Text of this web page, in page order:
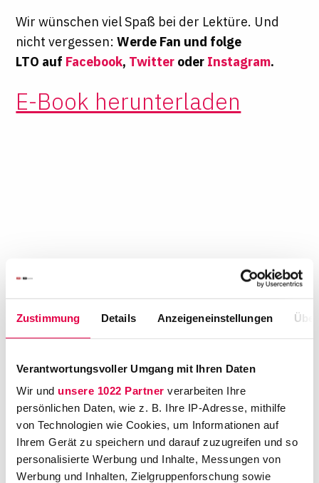
Zustimmung Details Anzeigeneinstellungen
Verantwortungsvoller Umgang mit Ihren Daten
Wir und unsere 1022 Partner verarbeiten Ihre
persönlichen Daten, wie z. B. Ihre IP-Adresse, mithilfe
von Technologien wie Cookies, um Informationen auf
Ihrem Gerät zu speichern und darauf zuzugreifen und so
personalisierte Werbung und Inhalte, Messungen von
Werbung und Inhalten, Zielgruppenforschung sowie
Wir wünschen viel Spaß bei der Lektüre. Und
nicht vergessen:Werde Fan und folge
LTO auf Facebook, Twitter oder Instagram.
E-Book herunterladen
Kennst Du schon den LTO
Brandshop?
Wer braucht schon Bandshirts?
Wir haben Jura Merch!